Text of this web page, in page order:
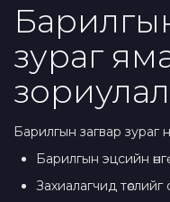
зураг
Барилгын загвар зураг
Барилгын эцсийн
Захиалагчид